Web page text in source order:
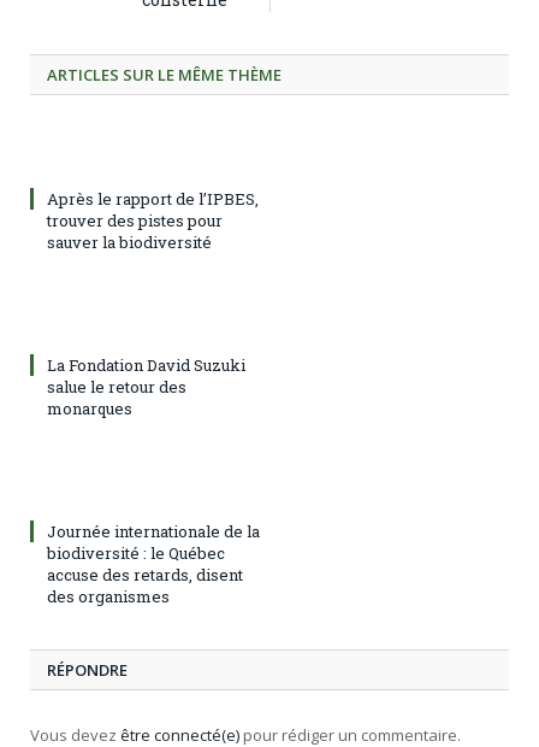
ARTICLES SUR LE MÊME THÈME
Après le rapport de l’IPBES,
trouver des pistes pour
sauver la biodiversité
La Fondation David Suzuki
salue le retour des
monarques
Journée internationale de la
biodiversité : le Québec
accuse des retards, disent
des organismes
RÉPONDRE
Vous devez être connecté(e) pour rédiger un commentaire.